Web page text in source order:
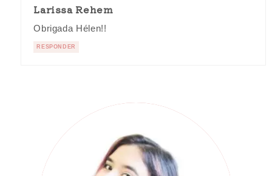
Larissa Rehem
Obrigada Hélen!!
RESPONDER